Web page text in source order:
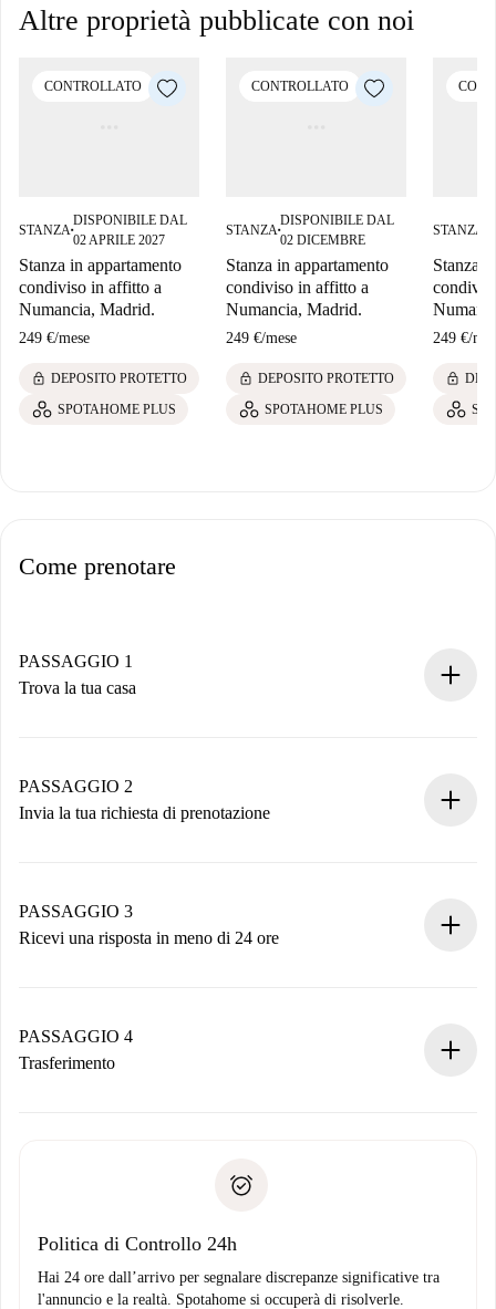
Altre proprietà pubblicate con noi
CONTROLLATO
STANZA ■
DISPONIBILE DAL
02 APRILE 2027
Stanza in appartamento
condiviso in affitto a
Numancia, Madrid.
249 €/mese
lock DEPOSITO PROTETTO
SPOTAHOME PLUS
CONTROLLATO
STANZA ■
DISPONIBILE DAL
02 DICEMBRE
Stanza in appartamento
condiviso in affitto a
Numancia, Madrid.
249 €/mese
lock DEPOSITO PROTETTO
SPOTAHOME PLUS
STANZA
Stanza
249 €/
lock
Come prenotare
PASSAGGIO 1
Trova la tua casa
Hai tutte le informazioni necessarie in anticipo.
PASSAGGIO 2
Invia la tua richiesta di prenotazione
non accetta.
PASSAGGIO 3
Ricevi una risposta in meno di 24 ore
contatto con il proprietario.
Se rifiutata: non ti addebiteremo nulla e ti proporremo
Domiciliazione del pagamento
PASSAGGIO 4
Trasferimento
solo se non segnali problemi.
Politica di Controllo 24h
Hai 24 ore dall’arrivo per segnalare discrepanze significative tra
l'annuncio e la realtà. Spotahome si occuperà di risolverle.